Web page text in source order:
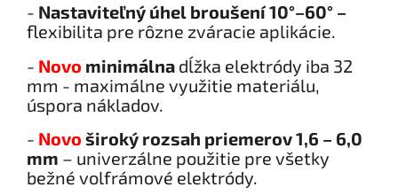
- Nastaviteľný úhel broušení10°–60° –
flexibilita pre rôzne zváracie aplikácie.
- Novo minimálna dĺžka elektródy iba 32
mm - maximálne využitie materiálu,
úspora nákladov.
- Novo široký rozsah priemerov 1,6 – 6,0
mm – univerzálne použitie pre všetky
bežné volfrámové elektródy.